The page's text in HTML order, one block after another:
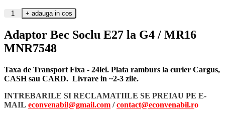
Adaptor Bec Soclu E27 la G4 / MR16
MNR7548
Taxa de Transport Fixa - 24lei. Plata ramburs la curier Cargus,
CASH sau CARD. Livrare in ~2-3 zile.
INTREBARILE SI RECLAMATIILE SE PREIAU PE E-
MAIL econvenabil@gmail.com /contact@econvenabil.ro